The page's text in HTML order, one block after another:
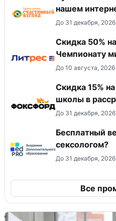
нашем
До 31 декабря, 2026
Скидка 50%
Чемпионату
До 10 августа, 2026
Скидка 15%
школы в
До 31 декабря, 2026
Бесплатный
сексологом?
До 31 декабря, 2026
Все